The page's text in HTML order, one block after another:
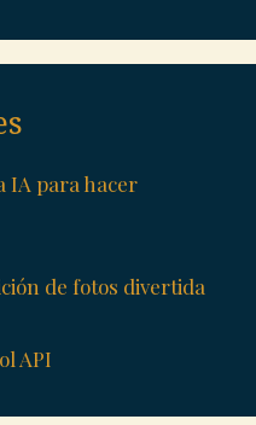
IA para hacer
de fotos divertida
API